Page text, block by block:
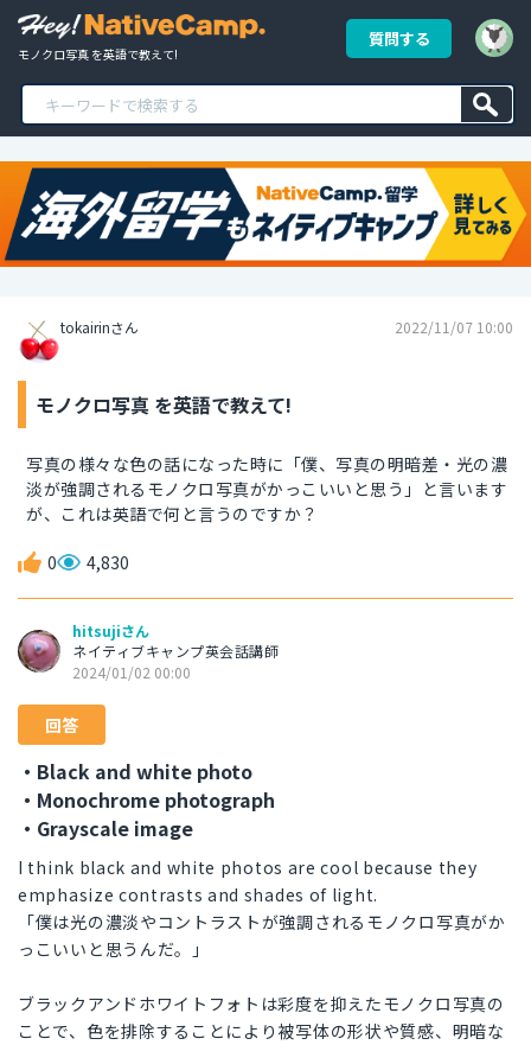
モノクロ写真 を英語で教えて!
質問する
tokairinさん 2022/11/07 10:00
モノクロ写真 を英語で教えて!
写真の様々な色の話になった時に「僕、写真の明暗差・光の濃
淡が強調されるモノクロ写真がかっこいいと思う」と言います
が、これは英語で何と言うのですか？
0 4,830
hitsujiさん
ネイティブキャンプ英会話講師
2024/01/02 00:00
回答
・Black and white photo
・Monochrome photograph
・Grayscale image
I think black and white photos are cool because they
emphasize contrasts and shades of light.
「僕は光の濃淡やコントラストが強調されるモノクロ写真がか
っこいいと思うんだ。」
ブラックアンドホワイトフォトは彩度を抑えたモノクロ写真の
ことで、色を排除することにより被写体の形状や質感、明暗な